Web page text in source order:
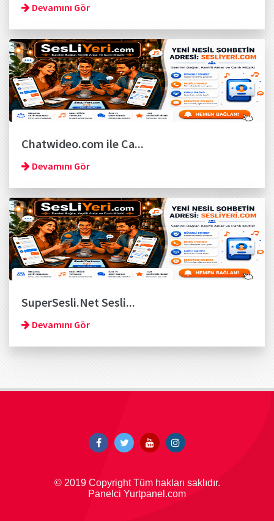
Devamını Gör
Chatwideo.com ile Ca...
Devamını Gör
SuperSesli.Net Sesli...
Devamını Gör
© 2019 Copyright Tüm hakları saklıdır.
Panelci Yurtpanel.com